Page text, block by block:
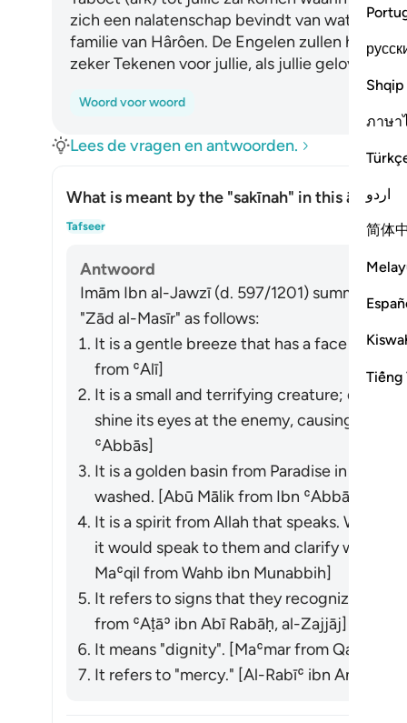
Shqip
ภาษา
اردو
简体
Tiếng
zich een nalatenschap bevindt van wat is
familie van Hârôen. De Engelen zullen hem (de
zeker Tekenen voor jullie, als jullie gelovigen
Woord voor woord
Lees de vragen en antwoorden.
What is meant by the "sakīnah" in this āyah?
Tafseer
Antwoord
Imām Ibn al-Jawzī (d. 597/1201) summarized
"Zād al-Masīr" as follows:
It is a gentle breeze that has a face like
from ʿAlī]
It is a small and terrifying creature; during
shine its eyes at the enemy, causing them
ʿAbbās]
It is a golden basin from Paradise in which
washed. [Abū Mālik from Ibn ʿAbbās]
It is a spirit from Allah that speaks.
it would speak to them and clarify what
Maʿqil from Wahb ibn Munabbih]
It refers to signs that they recognize and
from ʿAṭāʾ ibn Abī Rabāḥ, al-Zajjāj]
It means "dignity". [Maʿmar from Qatādah]
It refers to "mercy." [Al-Rabīʿ ibn Anas]